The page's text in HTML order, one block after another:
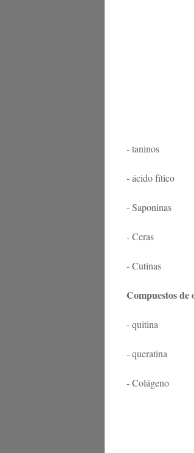
- taninos
- ácido fítico
- Saponinas
- Ceras
- Cutinas
Compuestos
- quitina
- queratina
- Colágeno